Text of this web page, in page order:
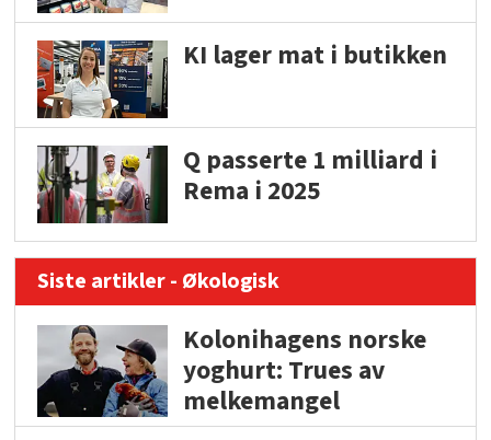
KI lager mat i butikken
Q passerte 1 milliard i
Rema i 2025
Siste artikler - Økologisk
Kolonihagens norske
yoghurt: Trues av
melkemangel